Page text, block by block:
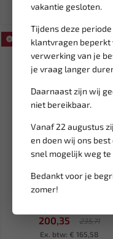
vakantie gesloten.
Tijdens deze
klantvragen beperkt
verwerking van je
je vraag langer
Daarnaast zijn wij
niet bereikbaar.
Vanaf 22 augustus
en doen wij ons
snel mogelijk weg
Bedankt voor je
zomer!
Leverbaar
FORCE Timingset BMW
Vanos 3.2L 907G20
200,35
235,71
Ex. btw: € 165,58